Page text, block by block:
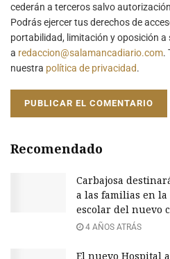
cederán a terceros salvo
Podrás ejercer tus derechos de
portabilidad, limitación y oposición
a redaccion@salamancadiario.com.
nuestra política de privacidad.
Recomendado
Carbajosa
a las familias en
escolar del nuevo
4 AÑOS ATRÁS
El nuevo Hospital